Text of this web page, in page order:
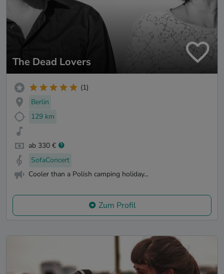
The Dead Lovers
(1)
Berlin
129 km
ab 330 €
SofaConcert
Cooler than a Polish camping holiday...
Zum Profil